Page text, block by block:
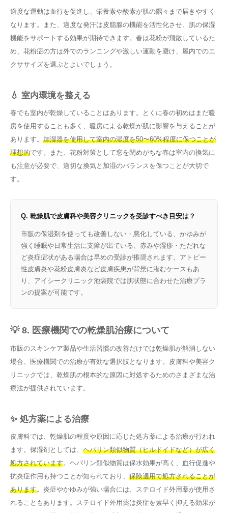
適度な運動は血行を促進し、栄養素や酸素が肌の隅々まで届きやすく
なります。また、適度な発汗は皮脂腺の機能を活性化させ、肌の保湿
機能をサポートする効果が期待できます。春は花粉が飛散しているた
め、花粉症の方は外でのランニングや激しい運動を避け、屋内でのエ
クササイズを選ぶとよいでしょう。
💧 室内環境を整える
春でも室内が乾燥していることはあります。とくに春の初めはまだ暖
房を使用することも多く、暖房による乾燥が肌に影響を与えることが
あります。 加湿器を使用して室内の湿度を50〜60%程度に保つことが
理想的です。また、花粉対策として窓を閉めがちな春は室内の換気に
も注意が必要で、適切な換気と加湿のバランスを保つことが大切で
す。
Q. 乾燥肌で皮膚科や美容クリニックを受診すべき目安は？
市販の保湿剤を使っても改善しない・悪化している、かゆみが
強く睡眠や日常生活に支障が出ている、赤みや湿疹・ただれな
ど炎症症状がある場合は早めの受診が推奨されます。アトピー
性皮膚炎や花粉皮膚炎など皮膚疾患が背景に潜むケースもあ
り、アイシークリニック池袋院では肌状態に合わせた治療プラ
ンの提案が可能です。
💡 8. 医療機関での乾燥肌治療について
市販のスキンケア製品や生活習慣の改善だけでは乾燥肌が解消しない
場合、医療機関での治療が有効な選択肢となります。皮膚科や美容ク
リニックでは、乾燥肌の根本的な原因に対処するためのさまざまな治
療法が提供されています。
✨ 処方薬による治療
皮膚科では、乾燥肌の程度や原因に応じた処方薬による治療が行われ
ます。保湿剤としては、 ヘパリン類似物質（ヒルドイドなど）が広く
処方されています。ヘパリン類似物質は保水効果が高く、血行促進や
抗炎症作用も持つことが知られており、 保険適用で処方されることが
あります。炎症やかゆみが強い場合には、ステロイド外用薬が使用さ
れることもあります。ステロイド外用薬は炎症を素早く抑える効果が